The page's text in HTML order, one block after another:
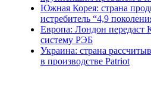
Южная Корея: страна
истребитель “4,9
Европа: Лондон передаст
систему РЭБ
Украина: страна
в производстве Patriot